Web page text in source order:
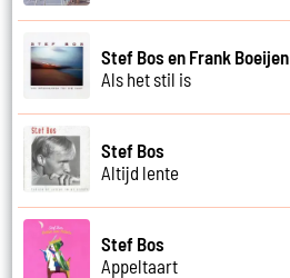
Stef Bos en Frank Boeijen
Als het stil is
Stef Bos
Altijd lente
Stef Bos
Appeltaart